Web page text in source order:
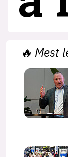
🔥 Mest